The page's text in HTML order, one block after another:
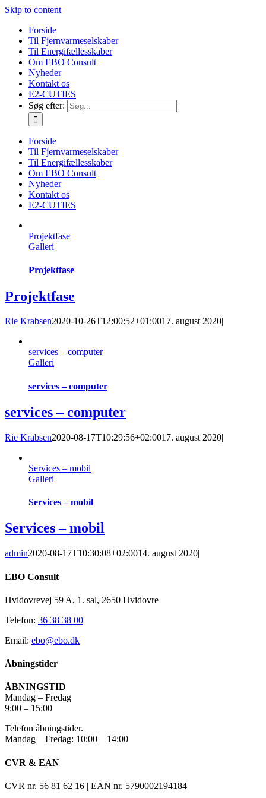
Skip to content
Forside
Til Fjernvarmeselskaber
Til Energifællesskaber
Om EBO Consult
Nyheder
Kontakt os
E2-CUTIES
Søg efter:
Forside
Til Fjernvarmeselskaber
Til Energifællesskaber
Om EBO Consult
Nyheder
Kontakt os
E2-CUTIES
Projektfase
Galleri
Projektfase
Projektfase
Rie Krabsen2020-10-26T12:00:52+01:0017. august 2020|
services – computer
Galleri
services – computer
services – computer
Rie Krabsen2020-08-17T10:29:56+02:0017. august 2020|
Services – mobil
Galleri
Services – mobil
Services – mobil
admin2020-08-17T10:30:08+02:0014. august 2020|
EBO Consult
Hvidovrevej 59 A, 1. sal, 2650 Hvidovre
Telefon: 36 38 38 00
Email: ebo@ebo.dk
Åbningstider
ÅBNINGSTID
Mandag – Fredag
9:00 – 15:00
Telefon åbningstider.
Mandag – Fredag: 10:00 – 14:00
CVR & EAN
CVR nr. 56 81 62 16 | EAN nr. 5790002194184